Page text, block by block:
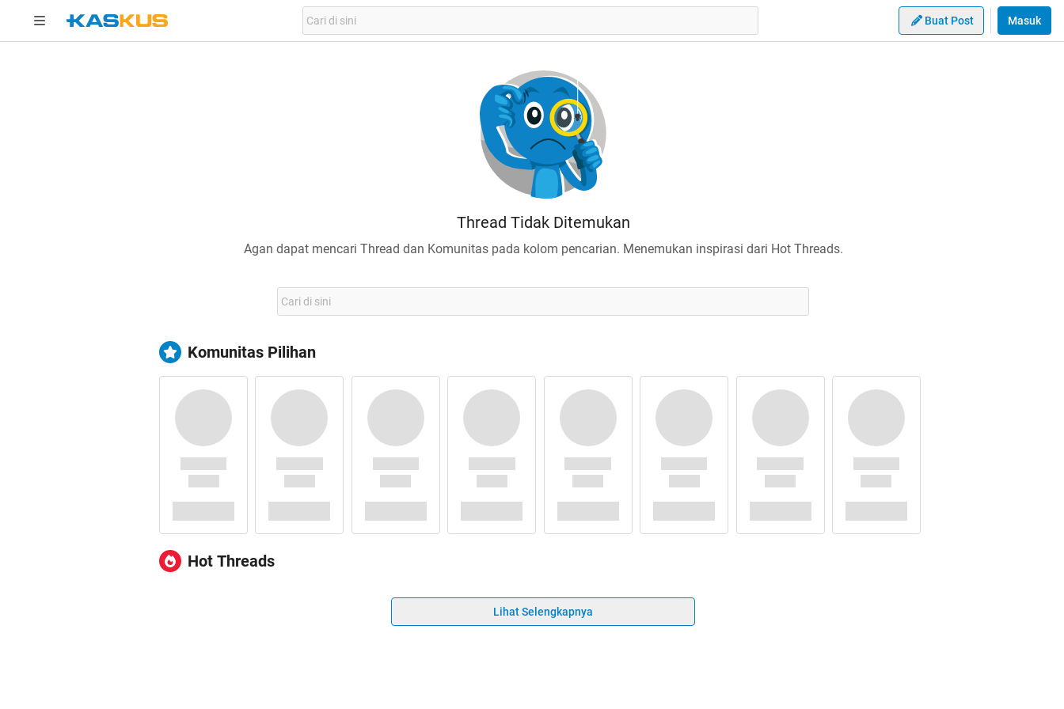
Buat Post Masuk
Thread Tidak Ditemukan
Agan dapat mencari Thread dan Komunitas pada kolom pencarian. Menemukan inspirasi dari Hot Threads.
Komunitas Pilihan
Hot Threads
Lihat Selengkapnya